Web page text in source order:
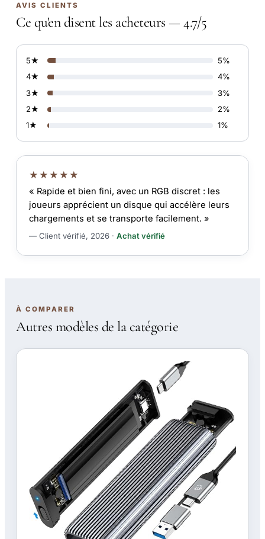
AVIS CLIENTS
Ce qu'en disent les acheteurs — 4.7/5
5★
5%
4★
4%
3★
3%
2★
2%
1★
1%
★★★★★
« Rapide et bien fini, avec un RGB discret : les
joueurs apprécient un disque qui accélère leurs
chargements et se transporte facilement. »
— Client vérifié, 2026 · Achat vérifié
À COMPARER
Autres modèles de la catégorie